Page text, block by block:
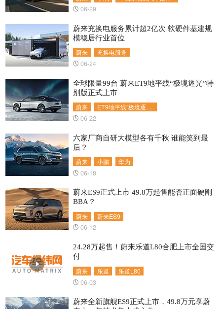
06-29
蔚来 充换电服务
蔚来充换电服务累计超2亿次 软硬件基建规
模稳居行业首位
06-24
蔚来 ET9地平线“极境逐光”特别版
全球限量99台 蔚来ET9地平线“极境逐光”特
别版正式上市
06-22
蔚来 小鹏 华为
六家厂商自研大模型​各有千秋 谁能笑到最
后？
06-18
蔚来 蔚来ES9
蔚来ES9正式上市 49.8万起售能否正面硬刚
BBA？
06-12
蔚来 乐道 乐道L80
24.28万起售！蔚来乐道L80合肥上市全国交
付
06-03
蔚来全新旗舰ES9正式上市，49.8万元享蔚